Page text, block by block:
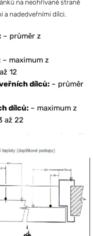
na neohřívané straně
a nadedveřními dílci.
– průměr z
– maximum z
12
dílců:– průměr
dílců:– maximum z
až 22